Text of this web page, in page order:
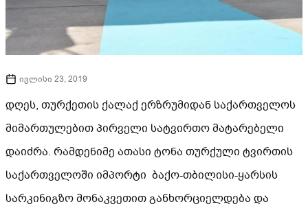
ივლისი 23, 2019
დღეს, თურქეთის ქალაქ ერზრუმიდან საქართველოს
მიმართულებით პირველი სატვირთო მატარებელი
დაიძრა. რამდენიმე ათასი ტონა თურქული ტვირთის
საქართველოში იმპორტი ბაქო-თბილისი-ყარსის
სარკინიგზო მონაკვეთით განხორციელდება და